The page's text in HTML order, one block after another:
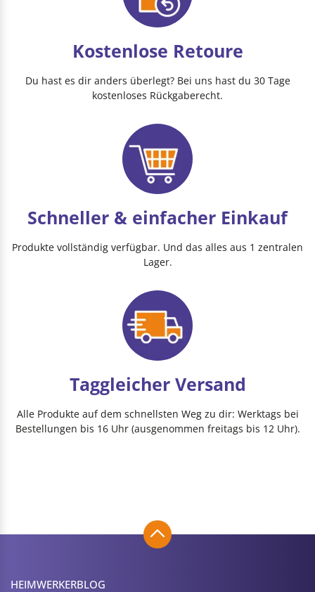
Kostenlose Retoure
Du hast es dir anders überlegt? Bei uns hast du 30 Tage
kostenloses Rückgaberecht.
Schneller & einfacher Einkauf
Produkte vollständig verfügbar. Und das alles aus 1 zentralen
Lager.
Taggleicher Versand
Alle Produkte auf dem schnellsten Weg zu dir: Werktags bei
Bestellungen bis 16 Uhr (ausgenommen freitags bis 12 Uhr).
HEIMWERKER­BLOG